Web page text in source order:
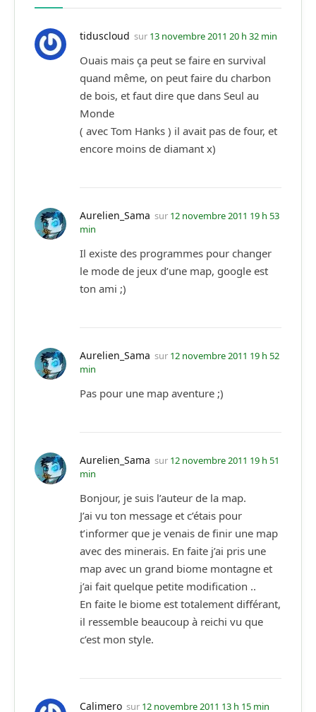
tiduscloud sur 13 novembre 2011 20 h 32 min
Ouais mais ça peut se faire en survival
quand même, on peut faire du charbon
de bois, et faut dire que dans Seul au
Monde
( avec Tom Hanks ) il avait pas de four, et
encore moins de diamant x)
Aurelien_Sama sur 12 novembre 2011 19 h 53
min
Il existe des programmes pour changer
le mode de jeux d’une map, google est
ton ami ;)
Aurelien_Sama sur 12 novembre 2011 19 h 52
min
Pas pour une map aventure ;)
Aurelien_Sama sur 12 novembre 2011 19 h 51
min
Bonjour, je suis l’auteur de la map.
J’ai vu ton message et c’étais pour
t’informer que je venais de finir une map
avec des minerais. En faite j’ai pris une
map avec un grand biome montagne et
j’ai fait quelque petite modification ..
En faite le biome est totalement différant,
il ressemble beaucoup à reichi vu que
c’est mon style.
Calimero sur 12 novembre 2011 13 h 15 min